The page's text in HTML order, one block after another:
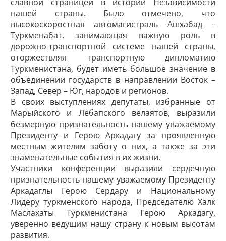
нашей страны. Было отмечено, что
высокоскоростная автомагистраль Ашхабад –
Туркменабат, занимающая важную роль в
дорожно-транспортной системе нашей страны,
оторжествляя транспортную дипломатию
Туркменистана, будет иметь большое значение в
объединении государств в направлении Восток –
Запад, Север – Юг, народов и регионов.
В своих выступлениях депутаты, избранные от
Марыйского и Лебапского велаятов, выразили
безмерную признательность нашему уважаемому
Президенту и Герою Аркадагу за проявленную
местным жителям заботу о них, а также за эти
знаменательные события в их жизни.
Участники конференции выразили сердечную
признательность нашему уважаемому Президенту
Аркадаглы Герою Сердару и Национальному
Лидеру туркменского народа, Председателю Халк
Маслахаты Туркменистана Герою Аркадагу,
уверенно ведущим нашу страну к новым высотам
развития.